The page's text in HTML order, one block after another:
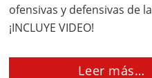
ofensivas y defensivas de
¡INCLUYE VIDEO!
Leer más…